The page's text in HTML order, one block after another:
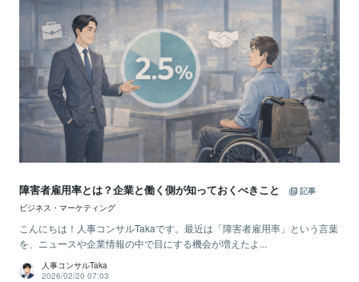
障害者雇用率とは？企業と働く側が知っておくべきこと
記事
ビジネス・マーケティング
こんにちは！人事コンサルTakaです。最近は「障害者雇用率」という言葉
を、ニュースや企業情報の中で目にする機会が増えたよ...
人事コンサルTaka
2026/02/20 07:03